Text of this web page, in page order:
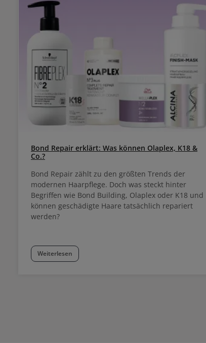
Bond Repair erklärt: Was können Olaplex, K18 &
Co.?
Bond Repair zählt zu den größten Trends der
modernen Haarpflege. Doch was steckt hinter
Begriffen wie Bond Building, Olaplex oder K18 und
können geschädigte Haare tatsächlich repariert
werden?
Weiterlesen